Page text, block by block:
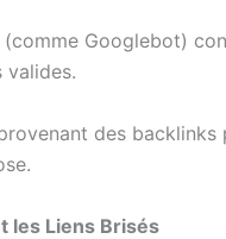
Googlebot)
valides.
des backlinks
les Liens Brisés